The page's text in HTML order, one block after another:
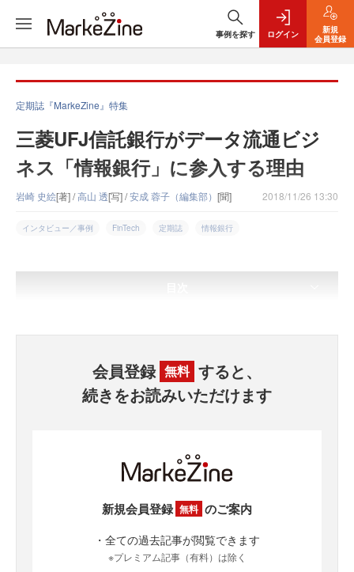
事例を探す ログイン
新規
会員登録
定期誌『MarkeZine』特集
三菱UFJ信託銀行がデータ流通ビジ
ネス「情報銀行」に参入する理由
岩崎 史絵[著] /高山 透[写] /安成 蓉子（編集部） [聞] 2018/11/26 13:30
インタビュー／事例 FinTech 定期誌 情報銀行
会員登録 無料 すると、
続きをお読みいただけます
新規会員登録 無料 のご案内
・全ての過去記事が閲覧できます
※プレミアム記事（有料）は除く